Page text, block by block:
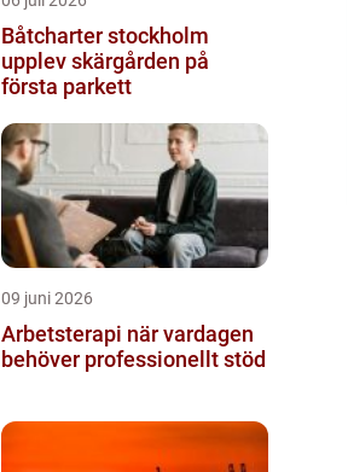
Båtcharter stockholm
upplev skärgården på
första parkett
09 juni 2026
Arbetsterapi när vardagen
behöver professionellt stöd